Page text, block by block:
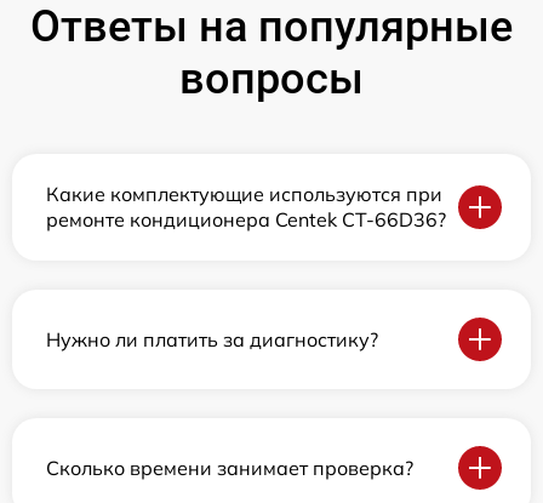
Ответы на популярные
вопросы
Какие комплектующие используются при
ремонте кондиционера Centek CT-66D36?
Нужно ли платить за диагностику?
Сколько времени занимает проверка?